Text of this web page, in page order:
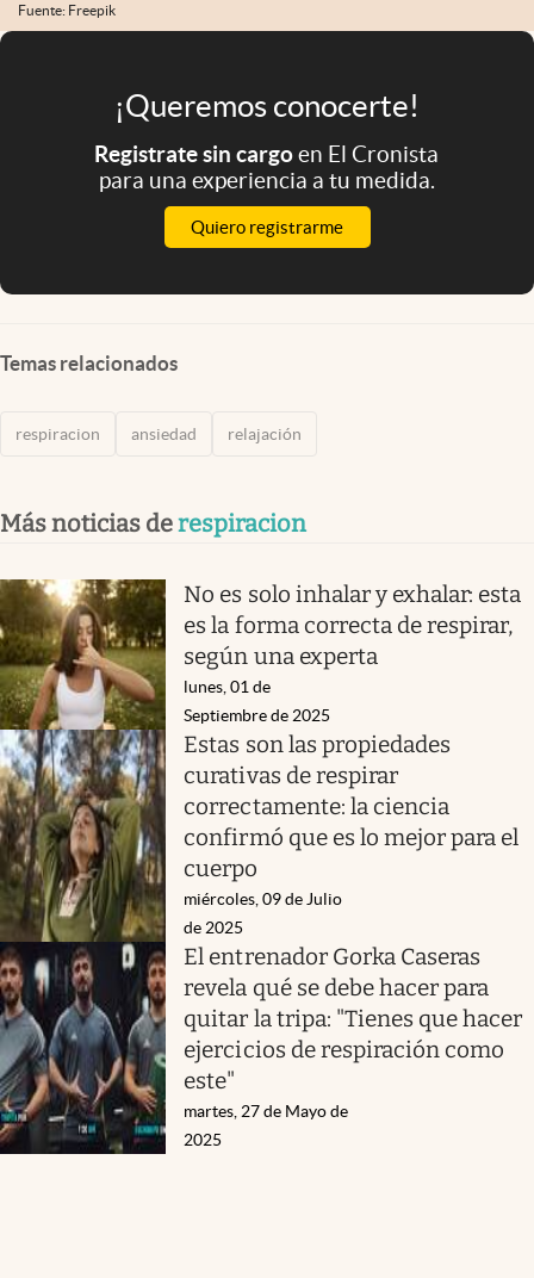
Fuente: Freepik
¡Queremos conocerte!
Registrate sin cargoen El Cronista
para una experiencia a tu medida.
Quiero registrarme
Temas relacionados
respiracion ansiedad relajación
Más noticias derespiracion
No es solo inhalar y exhalar: esta
es la forma correcta de respirar,
según una experta
lunes, 01 de
Septiembre de 2025
Estas son las propiedades
curativas de respirar
correctamente: la ciencia
confirmó que es lo mejor para el
cuerpo
miércoles, 09 de Julio
de 2025
El entrenador Gorka Caseras
revela qué se debe hacer para
quitar la tripa: "Tienes que hacer
ejercicios de respiración como
este"
martes, 27 de Mayo de
2025